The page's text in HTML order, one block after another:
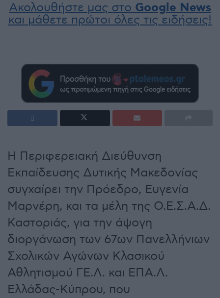
Ακολουθήστε μας στο Google News
και μάθετε πρώτοι όλες τις ειδήσεις!
Η Περιφερειακή Διεύθυνση
Εκπαίδευσης Δυτικής Μακεδονίας
συγχαίρει την Πρόεδρο, Ευγενία
Μαρνέρη, και τα μέλη της Ο.Ε.Σ.Α.Δ.
Καστοριάς, για την άψογη
διοργάνωση των 67ων Πανελλήνιων
Σχολικών Αγώνων Κλασικού
Αθλητισμού ΓΕ.Λ. και ΕΠΑ.Λ.
Ελλάδας-Κύπρου, που